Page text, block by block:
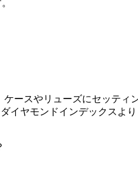
ースやリューズにセッテ
イヤモンドインデックスよ